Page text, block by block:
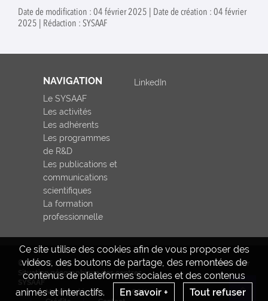
environnementaux
grâce à
l’innovation et
est né d’un
nationale des
France (FNHF),
animée par la
d’agriculture de
l’ITAVI (Institut
technique des
filières avicole,
s’établira sur
à un co-
assuré par les
régions Auvergne
Rhônes Alpes et
Date de modification : 04 février 2025 | Date de création : 04 février
2025 | Rédaction : SYSAAF
Ce site utilise des cookies afin de vous proposer des
vidéos, des boutons de partage, des remontées de
contenus de plateformes sociales et des contenus
animés et interactifs.
En savoir + Tout refuser
NAVIGATION
Le SYSAAF
Les activités
Les adhérents
Les programmes
de R&D
Les publications et
communications
scientifiques
La formation
professionnelle
LinkedIn
© SYSAAF 2023
Situation géographique des centres
Mentions légales
CGU
www.inrae.fr